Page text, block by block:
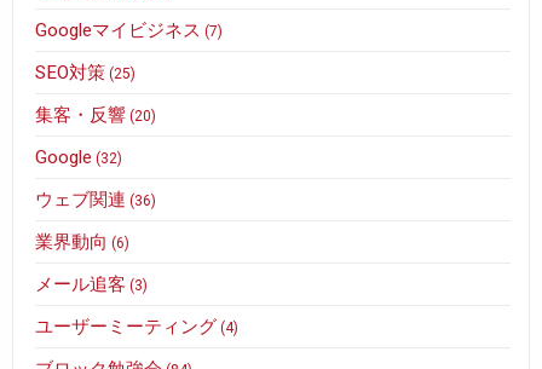
Googleマイビジネス (7)
SEO対策 (25)
集客・反響 (20)
Google (32)
ウェブ関連 (36)
業界動向 (6)
メール追客 (3)
ユーザーミーティング (4)